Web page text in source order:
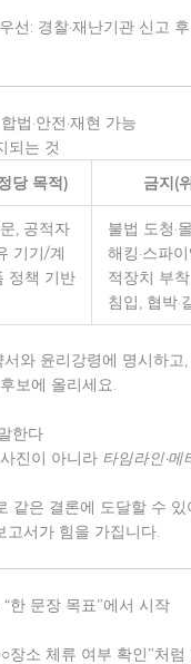
선: 경찰·재난기관 신고 후
법·안전·재현 가능
되는 것
당 목적)
금지(
, 공적자
기기/계
정책 기반
불법 도청·
해킹·스파
적장치 부
침입, 협박·
와 윤리강령에 명시하고
후보에 올리세요.
한다
진이 아니라 타임라인·메
같은 결론에 도달할 수 있
고서가 힘을 가집니다.
한 문장 목표”에서 시작
장소 체류 여부 확인”처럼